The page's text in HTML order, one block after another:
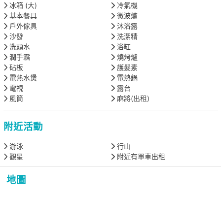
冰箱 (大)
冷氣機
基本餐具
微波爐
戶外傢具
沐浴露
沙發
洗潔精
洗頭水
浴缸
潤手霜
燒烤爐
砧板
護髮素
電熱水煲
電熱鍋
電視
露台
風筒
麻將(出租)
附近活動
游泳
行山
觀星
附近有單車出租
地圖